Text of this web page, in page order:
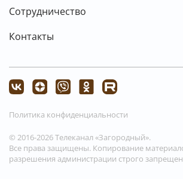
Сотрудничество
Контакты
© 2016-2026 Телеканал «Загородный».
Все права защищены. Копирование
разрешения администрации строго
Политика конфиденциальности